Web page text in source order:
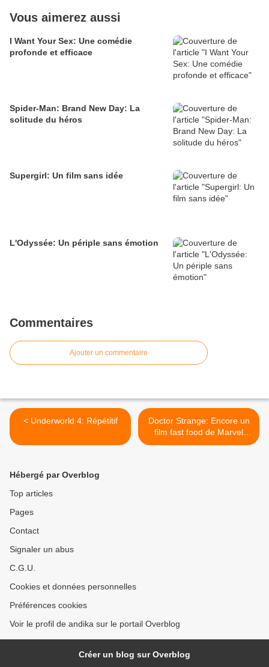
Vous aimerez aussi
I Want Your Sex: Une comédie
profonde et efficace
Spider-Man: Brand New Day: La
solitude du héros
Supergirl: Un film sans idée
L'Odyssée: Un périple sans émotion
Commentaires
Ajouter un commentaire
< Underworld 4: Répétitif
Doctor Strange: Encore un
film fast food de Marvel
Studio >
Hébergé par Overblog
Top articles
Pages
Contact
Signaler un abus
C.G.U.
Cookies et données personnelles
Préférences cookies
Voir le profil de andika sur le portail Overblog
Créer un blog sur Overblog